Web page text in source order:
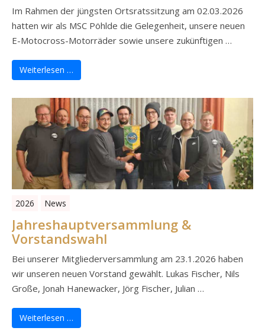
Im Rahmen der jüngsten Ortsratssitzung am 02.03.2026
hatten wir als MSC Pöhlde die Gelegenheit, unsere neuen
E-Motocross-Motorräder sowie unsere zukünftigen …
Weiterlesen …
2026 News
Jahreshauptversammlung &
Vorstandswahl
Bei unserer Mitgliederversammlung am 23.1.2026 haben
wir unseren neuen Vorstand gewählt. Lukas Fischer, Nils
Große, Jonah Hanewacker, Jörg Fischer, Julian …
Weiterlesen …